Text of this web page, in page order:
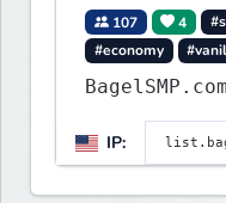
107 4
#economy
IP: